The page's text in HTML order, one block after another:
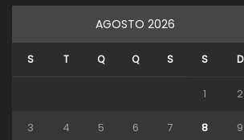
AGOSTO 2026
S T Q Q S S D
1 2
3 4 5 6 7 8 9